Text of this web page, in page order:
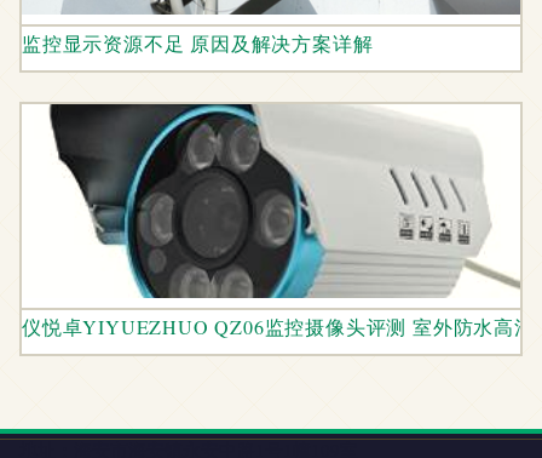
监控显示资源不足 原因及解决方案详解
仪悦卓YIYUEZHUO QZ06监控摄像头评测 室外防水高清